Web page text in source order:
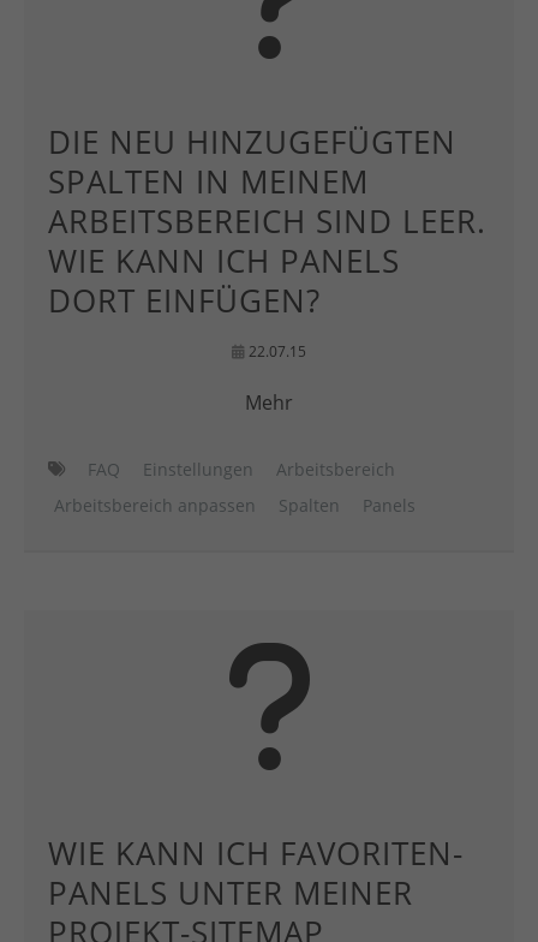
DIE NEU HINZUGEFÜGTEN
SPALTEN IN MEINEM
ARBEITSBEREICH SIND LEER.
WIE KANN ICH PANELS
DORT EINFÜGEN?
22.07.15
Mehr
FAQ Einstellungen
Arbeitsbereich
Arbeitsbereich anpassen
Spalten Panels
WIE KANN ICH FAVORITEN-
PANELS UNTER MEINER
PROJEKT-SITEMAP